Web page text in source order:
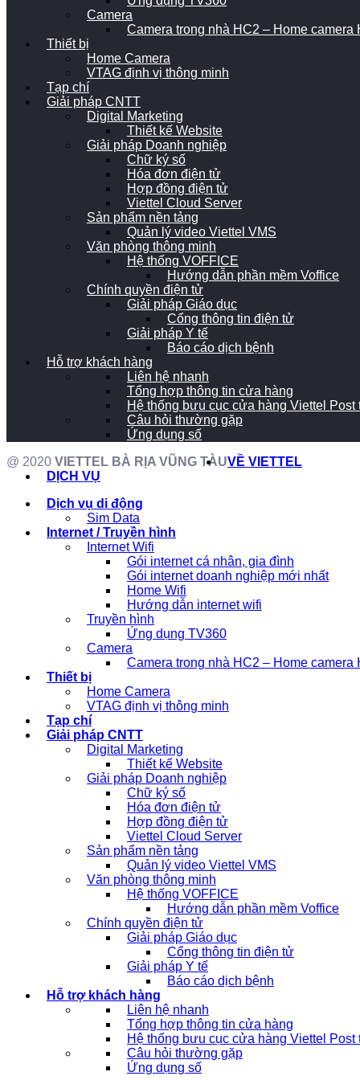
Camera
Camera trong nhà HC2 – Home camera
Thiết bị
Home Camera
VTAG định vị thông minh
Tạp chí
Giải pháp CNTT
Digital Marketing
Thiết kế Website
Giải pháp Doanh nghiệp
Chữ ký số
Hóa đơn điện tử
Hợp đồng điện tử
Viettel Cloud Server
Sản phẩm nền tảng
Quản lý video Viettel VMS
Văn phòng thông minh
Hệ thống VOFFICE
Hướng dẫn phần mềm Voffice
Chính quyền điện tử
Giải pháp Giáo dục
Cổng thông tin điện tử
Giải pháp Y tế
Báo cáo dịch bệnh
Hỗ trợ khách hàng
Liên hệ nhanh
Tổng hợp thông tin cửa hàng
Hệ thống bưu cục cửa hàng Viettel Post
Câu hỏi thường gặp
Ứng dụng số
@ 2020 VIETTEL BÀ RỊA VŨNG TÀUVỀ VIETTEL
DỊCH VỤ
Dịch vụ di động
Sim Data
Internet / Truyền hình
Internet Wifi
Gói internet cá nhân, gia đình
Gói internet doanh nghiệp mới nhất
Home Wifi
Hướng dẫn internet wifi
Truyền hình
Ứng dụng TV360
Camera
Camera trong nhà HC2 – Home camera
Thiết bị
Home Camera
VTAG định vị thông minh
Tạp chí
Giải pháp CNTT
Digital Marketing
Thiết kế Website
Giải pháp Doanh nghiệp
Chữ ký số
Hóa đơn điện tử
Hợp đồng điện tử
Viettel Cloud Server
Sản phẩm nền tảng
Quản lý video Viettel VMS
Văn phòng thông minh
Hệ thống VOFFICE
Hướng dẫn phần mềm Voffice
Chính quyền điện tử
Giải pháp Giáo dục
Cổng thông tin điện tử
Giải pháp Y tế
Báo cáo dịch bệnh
Hỗ trợ khách hàng
Liên hệ nhanh
Tổng hợp thông tin cửa hàng
Hệ thống bưu cục cửa hàng Viettel Post
Câu hỏi thường gặp
Ứng dụng số